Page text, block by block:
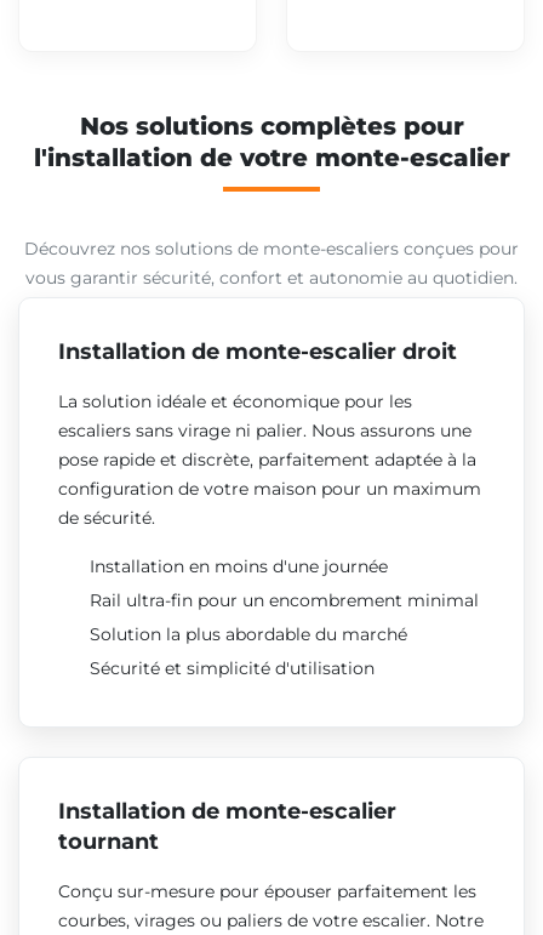
Nos solutions complètes pour
l'installation de votre monte-escalier
Découvrez nos solutions de monte-escaliers conçues pour
vous garantir sécurité, confort et autonomie au quotidien.
Installation de monte-escalier droit
La solution idéale et économique pour les
escaliers sans virage ni palier. Nous assurons une
pose rapide et discrète, parfaitement adaptée à la
configuration de votre maison pour un maximum
de sécurité.
Installation en moins d'une journée
Rail ultra-fin pour un encombrement minimal
Solution la plus abordable du marché
Sécurité et simplicité d'utilisation
Installation de monte-escalier
tournant
Conçu sur-mesure pour épouser parfaitement les
courbes, virages ou paliers de votre escalier. Notre